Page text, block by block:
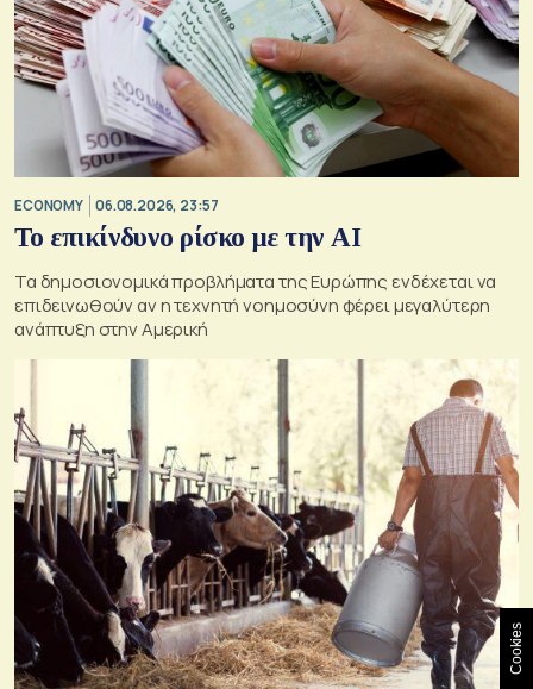
ECONOMY 06.08.2026, 23:57
Το επικίνδυνο ρίσκο με την ΑΙ
Τα δημοσιονομικά προβλήματα της Ευρώπης ενδέχεται να
επιδεινωθούν αν η τεχνητή νοημοσύνη φέρει μεγαλύτερη
ανάπτυξη στην Αμερική
Cookies